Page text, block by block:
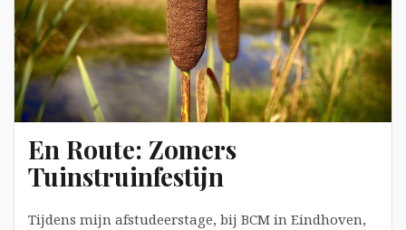
En Route: Zomers
Tuinstruinfestijn
Tijdens mijn afstudeerstage, bij BCM in Eindhoven,